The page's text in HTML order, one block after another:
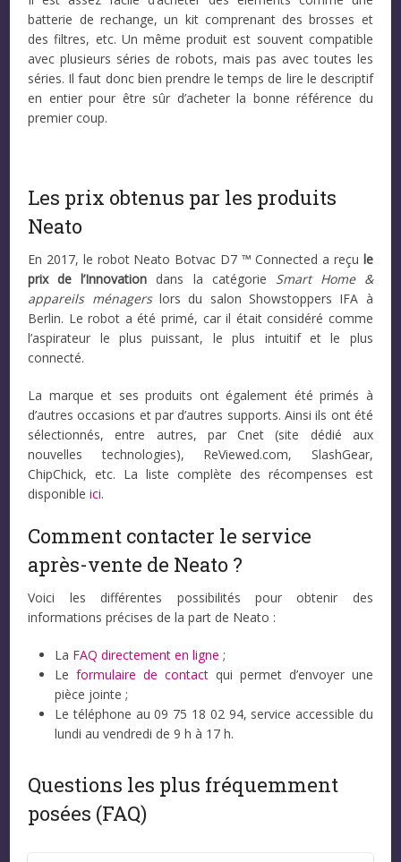
batterie de rechange, un kit comprenant des brosses et
des filtres, etc. Un même produit est souvent compatible
avec plusieurs séries de robots, mais pas avec toutes les
séries. Il faut donc bien prendre le temps de lire le descriptif
en entier pour être sûr d’acheter la bonne référence du
premier coup.
Les prix obtenus par les produits
Neato
En 2017, le robot Neato Botvac D7 ™ Connected a reçu le
prix de l’Innovation dans la catégorie Smart Home &
appareils ménagerslors du salon Showstoppers IFA à
Berlin. Le robot a été primé, car il était considéré comme
l’aspirateur le plus puissant, le plus intuitif et le plus
connecté.
La marque et ses produits ont également été primés à
d’autres occasions et par d’autres supports. Ainsi ils ont été
sélectionnés, entre autres, par Cnet (site dédié aux
nouvelles technologies), ReViewed.com, SlashGear,
ChipChick, etc. La liste complète des récompenses est
disponibleici.
Comment contacter le service
après-vente de Neato ?
Voici les différentes possibilités pour obtenir des
informations précises de la part de Neato :
La FAQ directement en ligne ;
Leformulaire de contact qui permet d’envoyer une
pièce jointe ;
Le téléphone au 09 75 18 02 94, service accessible du
lundi au vendredi de 9 h à 17 h.
Questions les plus fréquemment
posées (FAQ)